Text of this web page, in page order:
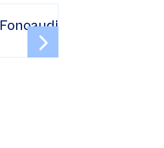
Fonoaudiología